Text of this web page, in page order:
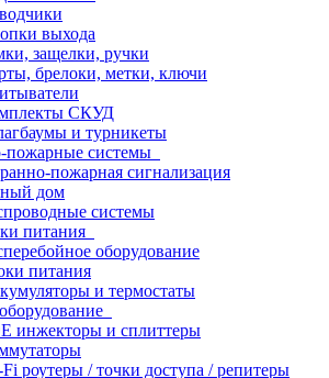
выхода
защелки, ручки
брелоки, метки, ключи
СКУД
и турникеты
пожарные системы
пожарная сигнализация
дом
системы
питания
оборудование
питания
и термостаты
инжекторы и сплиттеры
роутеры / точки доступа / репитеры